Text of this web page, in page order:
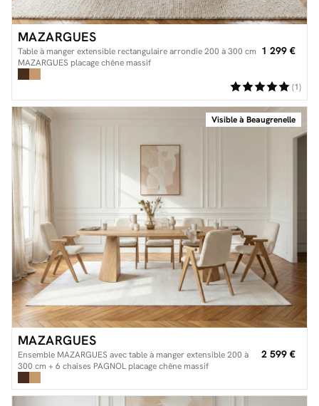
MAZARGUES
Table à manger extensible rectangulaire arrondie 200 à 300 cm
MAZARGUES placage chêne massif
1 299 €
(1)
Visible à Beaugrenelle
MAZARGUES
Ensemble MAZARGUES avec table à manger extensible 200 à
300 cm + 6 chaises PAGNOL placage chêne massif
2 599 €